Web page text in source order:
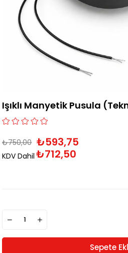
Işıklı Manyetik Pusula
₺750,00 ₺593,75
KDV Dahil ₺712,50